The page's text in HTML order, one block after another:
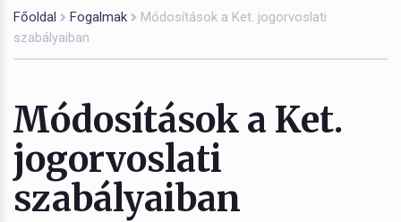
Főoldal Fogalmak
Módosítások a Ket. jogorvoslati
szabályaiban
Módosítások a Ket.
jogorvoslati
szabályaiban